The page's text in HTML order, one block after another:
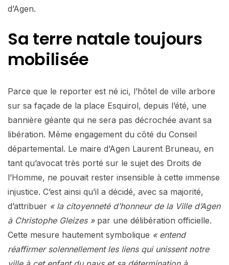
d’Agen.
Sa terre natale toujours
mobilisée
Parce que le reporter est né ici, l’hôtel de ville arbore
sur sa façade de la place Esquirol, depuis l’été, une
bannière géante qui ne sera pas décrochée avant sa
libération. Même engagement du côté du Conseil
départemental. Le maire d’Agen Laurent Bruneau, en
tant qu’avocat très porté sur le sujet des Droits de
l’Homme, ne pouvait rester insensible à cette immense
injustice. C’est ainsi qu’il a décidé, avec sa majorité,
d’attribuer « la citoyenneté d’honneur de la Ville d’Agen
à Christophe Gleizes »par une délibération officielle.
Cette mesure hautement symbolique « entend
réaffirmer solennellement les liens qui unissent notre